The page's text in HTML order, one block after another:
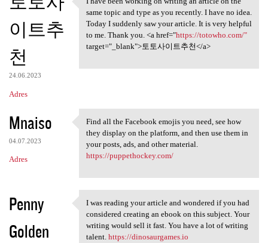
이트추
천
24.06.2023
Adres
I have been working on
same topic and type as you recently. I have no idea.
Today I suddenly saw your article. It is very helpful
to me. Thank you. <a href="https://totowho.com/"
target="_blank">토토사이트추천</a>
Mnaiso
04.07.2023
Adres
Find all the Facebook emojis
Find all the Facebook emojis you need, see how
they display on the platform, and then use them in
your posts, ads, and other material.
https://puppethockey.com/
Penny
Golden
I was reading your article
I was reading your article and wondered if you had
considered creating an ebook on this subject. Your
writing would sell it fast. You have a lot of writing
talent. https://dinosaurgames.io